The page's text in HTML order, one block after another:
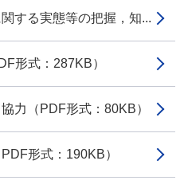
する実態等の把握，知...
形式：287KB）
力（PDF形式：80KB）
形式：190KB）